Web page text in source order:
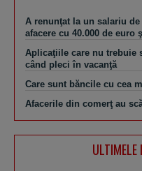
A renunţat la un salariu
afacere cu 40.000 de euro
Aplicaţiile care nu trebuie
când pleci în vacanţă
Care sunt băncile cu cea
Afacerile din comerţ au